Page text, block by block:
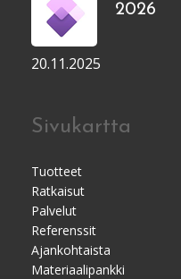
2026
20.11.2025
Sivukartta
Tuotteet
Ratkaisut
Palvelut
Referenssit
Ajankohtaista
Materiaalipankki